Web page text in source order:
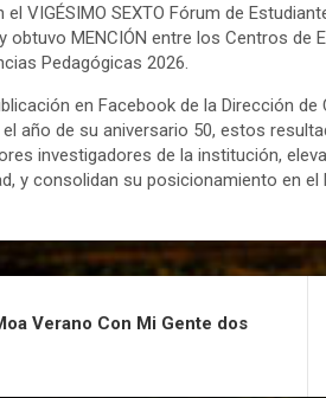
el VIGÉSIMO SEXTO Fórum de
obtuvo MENCIÓN entre los Centros
Pedagógicas 2026.
en Facebook de la Dirección
año de su aniversario 50, estos
investigadores de la institución,
y consolidan su posicionamiento en el
Verano Con Mi Gente dos